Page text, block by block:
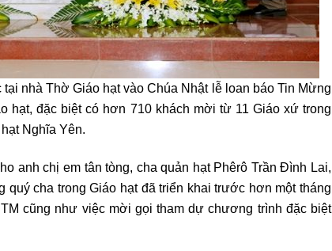
nhà Thờ Giáo hạt vào Chúa Nhật lễ loan báo Tin Mừng
hạt, đặc biệt có hơn 710 khách mời từ 11 Giáo xứ trong
Nghĩa Yên.
anh chị em tân tòng, cha quản hạt Phêrô Trần Đình Lai,
cha trong Giáo hạt đã triển khai trước hơn một tháng
cũng như việc mời gọi tham dự chương trình đặc biệt